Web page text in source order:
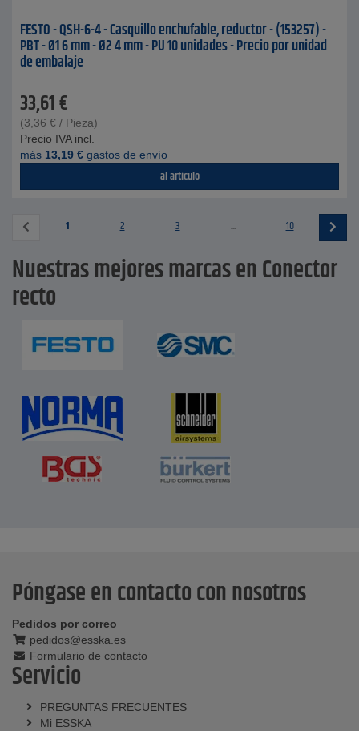
FESTO - QSH-6-4 - Casquillo enchufable, reductor - (153257) -
PBT - Ø1 6 mm - Ø2 4 mm - PU 10 unidades - Precio por unidad
de embalaje
33,61€
(3,36 € / Pieza)
Precio IVA incl.
más 13,19 € gastos de envío
al artículo
1 2 3 ... 10
Nuestras mejores marcas en Conector
recto
Póngase en contacto con nosotros
Pedidos por correo
pedidos@esska.es
Formulario de contacto
Servicio
PREGUNTAS FRECUENTES
Mi ESSKA